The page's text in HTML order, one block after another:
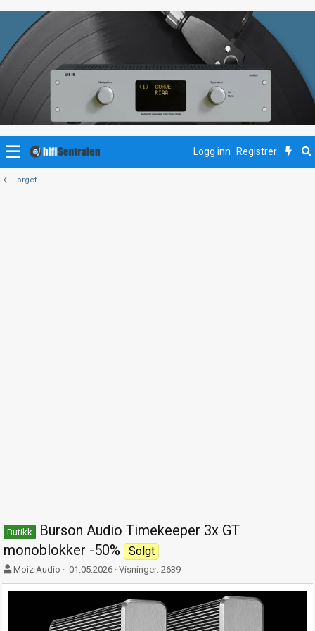
Logg inn Registrer
Torget
Butikk
Burson Audio Timekeeper 3x GT
monoblokker -50%
Solgt
F
o
r
Moiz Audio
O
p
p
r
01.05.2026 Visninger: 2639